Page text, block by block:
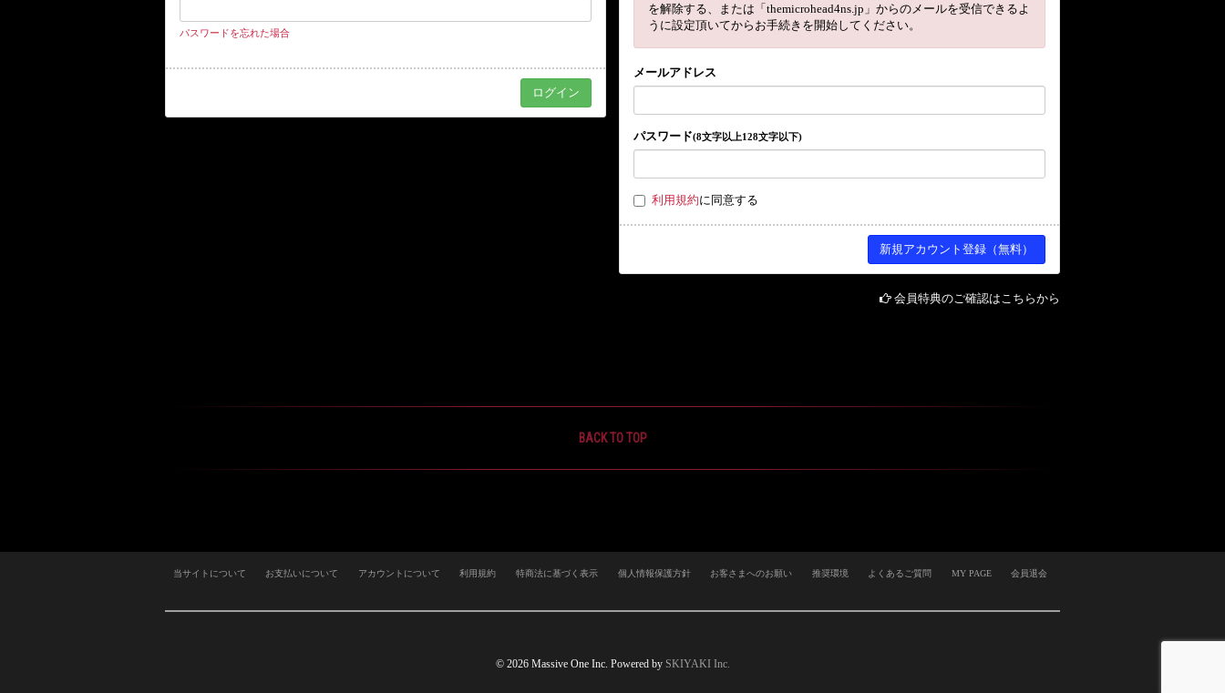
パスワードを忘れた場合
を解除する、または「themicrohead4ns.jp」からのメールを受信できるよ
うに設定頂いてからお手続きを開始してください。
メールアドレス
パスワード(8文字以上128文字以下)
利用規約に同意する
会員特典のご確認はこちらから
BACK TO TOP
当サイトについて お支払いについて アカウントについて 利用規約 特商法に基づく表示 個人情報保護方針 お客さまへのお願い 推奨環境 よくあるご質問 MY PAGE 会員退会
© 2026 Massive One Inc. Powered by SKIYAKI Inc.